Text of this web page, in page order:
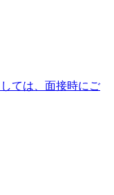
ては、面接時にご